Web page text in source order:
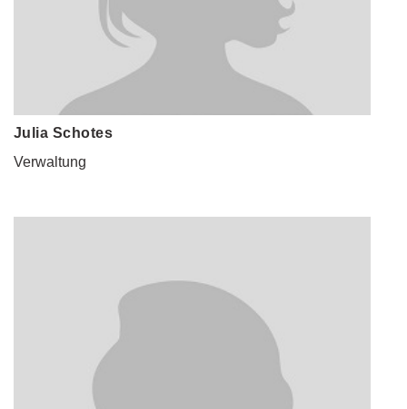
Julia Schotes
Verwaltung